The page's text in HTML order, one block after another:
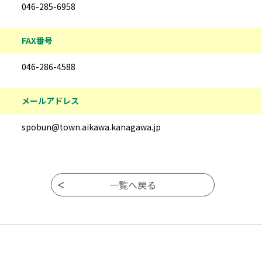
046-285-6958
FAX番号
046-286-4588
メールアドレス
spobun@town.aikawa.kanagawa.jp